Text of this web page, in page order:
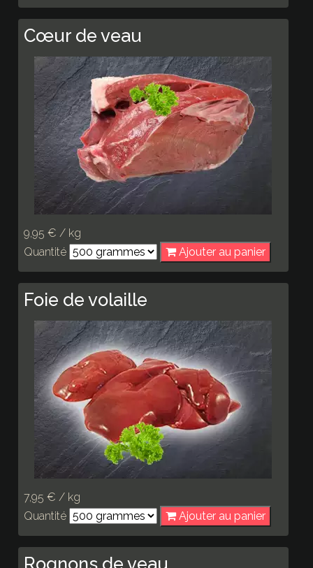
Cœur de veau
9,95 € / kg
Quantité
Ajouter au panier
Foie de volaille
7,95 € / kg
Quantité
Ajouter au panier
Rognons de veau